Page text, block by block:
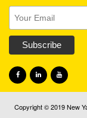
Copyright © 2019 New